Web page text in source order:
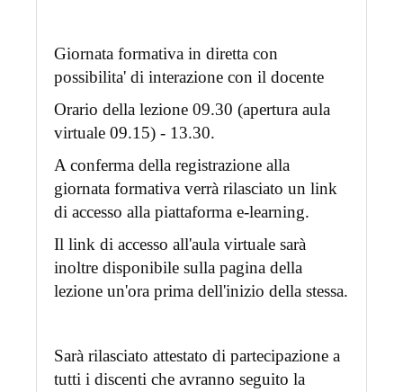
Giornata formativa in diretta con
possibilita' di interazione con il docente
Orario della lezione 09.30 (apertura aula
virtuale 09.15) - 13.30.
A conferma della registrazione alla
giornata formativa verrà rilasciato un link
di accesso alla piattaforma e-learning.
Il link di accesso all'aula virtuale sarà
inoltre disponibile sulla pagina della
lezione un'ora prima dell'inizio della stessa.
Sarà rilasciato attestato di partecipazione a
tutti i discenti che avranno seguito la